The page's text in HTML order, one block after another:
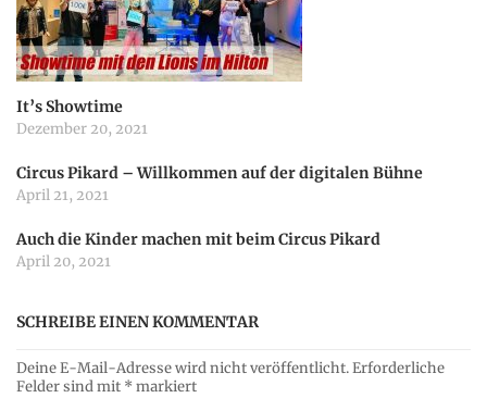
g
a
i
o
n
It’s Showtime
Dezember 20, 2021
Circus Pikard – Willkommen auf der digitalen Bühne
April 21, 2021
Auch die Kinder machen mit beim Circus Pikard
April 20, 2021
SCHREIBE EINEN KOMMENTAR
Deine E-Mail-Adresse wird nicht veröffentlicht.Erforderliche
Felder sind mit * markiert